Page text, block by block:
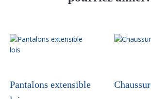
Pantalons extensible
Ce
produit
variations.